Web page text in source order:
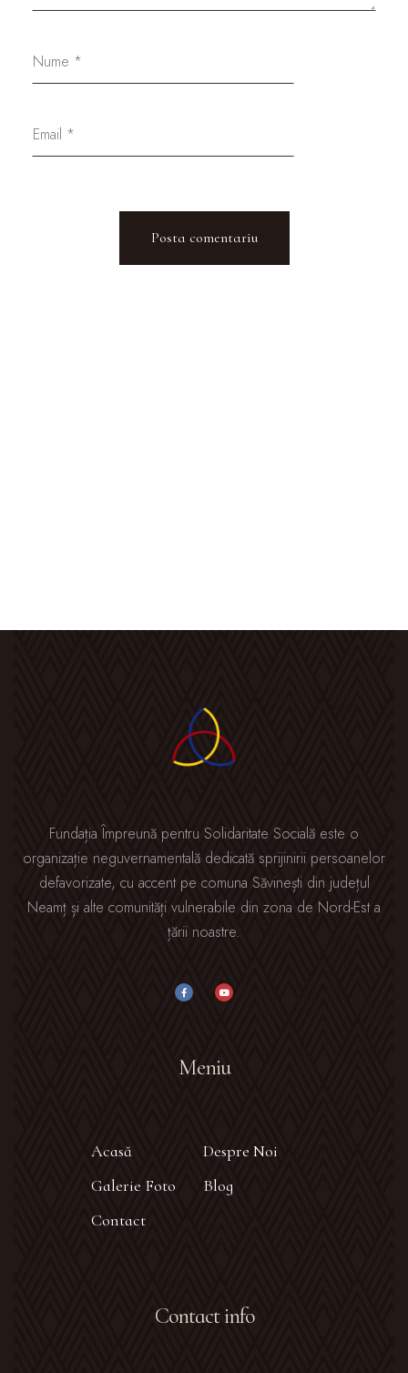
Fundația Împreună pentru Solidaritate Socială este o
organizație neguvernamentală dedicată sprijinirii persoanelor
defavorizate, cu accent pe comuna Săvinești din județul
Neamț și alte comunități vulnerabile din zona de Nord-Est a
țării noastre.
Meniu
Acasă
Despre Noi
Galerie Foto
Blog
Contact
Contact info